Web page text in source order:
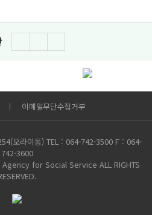
이메일무단수집거부
오라이동) TEL : 064-742-3500 F : 064-
742-3600
for Social Service ALL RIGHTS